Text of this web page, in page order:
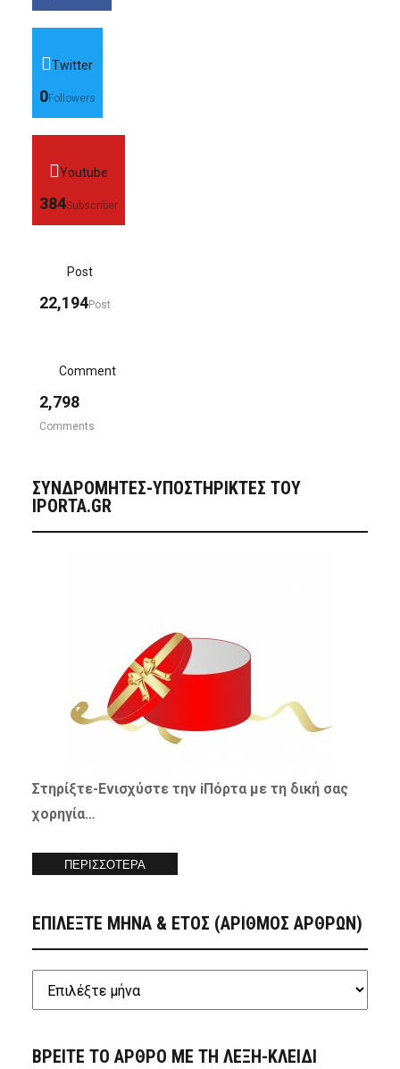
Twitter
0Followers
Youtube
384Subscriber
Post
22,194Post
Comment
2,798
Comments
ΣΥΝΔΡΟΜΗΤΈΣ-ΥΠΟΣΤΗΡΙΚΤΈΣ ΤΟΥ
IPORTA.GR
Στηρίξτε-Ενισχύστετην iΠόρτα με τη δική σας
χορηγία…
ΠΕΡΙΣΣΟΤΕΡΑ
ΕΠΙΛΕΞΤΕ ΜΗΝΑ & ΕΤΟΣ (ΑΡΙΘΜΟΣ ΑΡΘΡΩΝ)
ΒΡΕΙΤΕ ΤΟ ΑΡΘΡΟ ΜΕ ΤΗ ΛΕΞΗ-ΚΛΕΙΔΙ